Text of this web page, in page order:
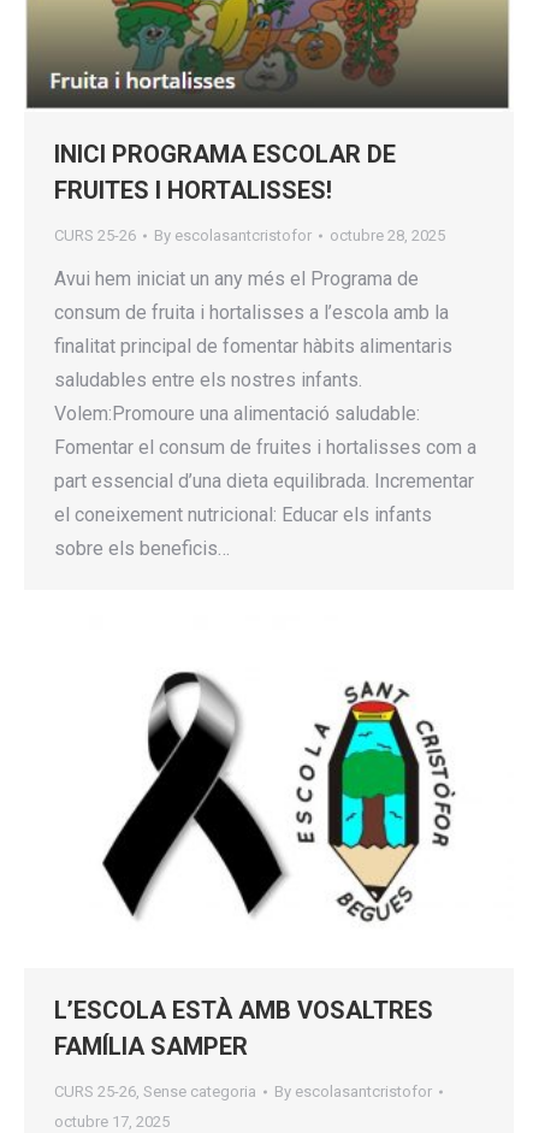
INICI PROGRAMA ESCOLAR DE
FRUITES I HORTALISSES!
CURS 25-26 By escolasantcristofor octubre 28, 2025
Avui hem iniciat un any més el Programa de
consum de fruita i hortalisses a l’escola amb la
finalitat principal de fomentar hàbits alimentaris
saludables entre els nostres infants.
Volem:Promoure una alimentació saludable:
Fomentar el consum de fruites i hortalisses com a
part essencial d’una dieta equilibrada. Incrementar
el coneixement nutricional: Educar els infants
sobre els beneficis…
L’ESCOLA ESTÀ AMB VOSALTRES
FAMÍLIA SAMPER
CURS 25-26, Sense categoria By escolasantcristofor
octubre 17, 2025